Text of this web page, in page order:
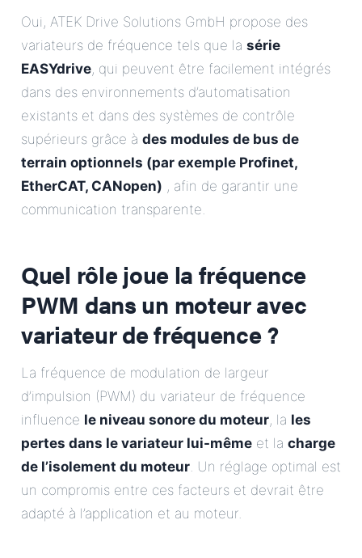
Oui, ATEK Drive Solutions GmbH propose des
variateurs de fréquence tels que la série
EASYdrive, qui peuvent être facilement intégrés
dans des environnements d’automatisation
existants et dans des systèmes de contrôle
supérieurs grâce à des modules de bus de
terrain optionnels (par exemple Profinet,
EtherCAT, CANopen) , afin de garantir une
communication transparente.
Quel rôle joue la fréquence
PWM dans un moteur avec
variateur de fréquence ?
La fréquence de modulation de largeur
d’impulsion (PWM) du variateur de fréquence
influence le niveau sonore du moteur, la les
pertes dans le variateur lui-même et la charge
de l’isolement du moteur. Un réglage optimal est
un compromis entre ces facteurs et devrait être
adapté à l’application et au moteur.